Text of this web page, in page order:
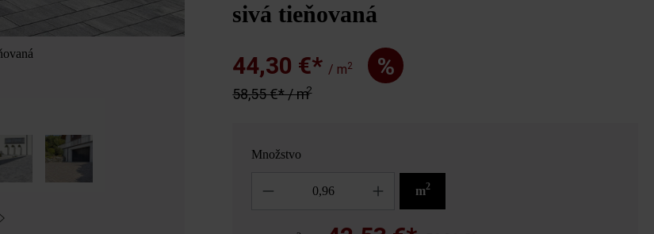
Triad VG4 kombinovaná dlažba, žulovo sivá tieňovaná uložená vo formáte na
platňa 3 str.štiep, žulovo sivá tieňovaná
sivá tieňovaná
44,30 €* / m2 %
58,55 €* / m2
Množstvo
m2